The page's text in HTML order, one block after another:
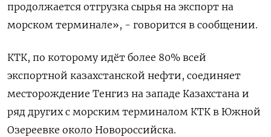
продолжается отгрузка сырья на экспорт на
морском терминале», - говорится в сообщении.
КТК, по которому идёт более 80% всей
экспортной казахстанской нефти, соединяет
месторождение Тенгиз на западе Казахстана и
ряд других с морским терминалом КТК в Южной
Озереевке около Новороссийска.